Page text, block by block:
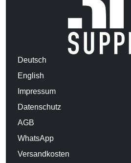
Deutsch
English
Impressum
Datenschutz
AGB
WhatsApp
Versandkosten